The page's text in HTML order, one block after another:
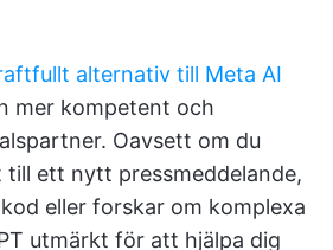
alternativ till Meta AI
mer kompetent och
Oavsett om du
ett nytt pressmeddelande,
eller forskar om komplexa
utmärkt för att hjälpa dig